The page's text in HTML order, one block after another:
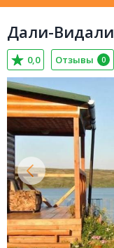
Дали-Видали
0,0 Отзывы 0